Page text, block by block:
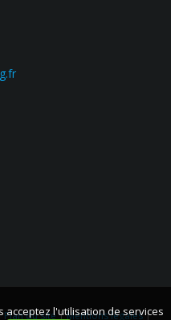
Plan du site|Mentions légales|
l'utilisation de services